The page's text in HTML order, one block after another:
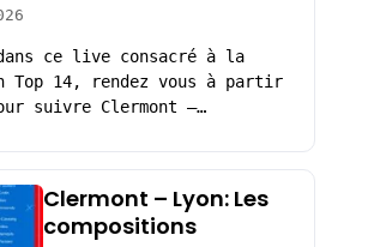
ce live consacré à la
Top 14, rendez vous à partir
suivre Clermont –…
Clermont – Lyon: Les
compositions